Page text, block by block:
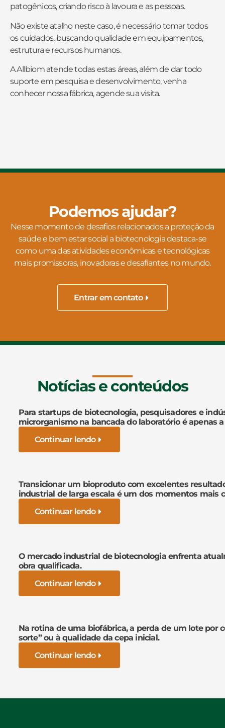
patogênicos, criando risco à lavoura e as pessoas.
Não existe atalho neste caso, é necessário tomar todos
os cuidados, buscando qualidade em equipamentos,
estrutura e recursos humanos.
A Allbiom atende todas estas áreas, além de dar todo
suporte em pesquisa e desenvolvimento, venha
conhecer nossa fábrica, agende sua visita.
Podemos ajudar?
Nesse momento de desafios relacionados a proteção da
saúde e bem estar social a biotecnologia destaca-se
como uma das atividades econômicas e tecnológicas
mais promissoras, inovadoras e desafiantes no mundo.
Entrar em contato
Notícias e conteúdos
Para startups de biotecnologia, pesquisadores e
microrganismo na bancada do laboratório é apenas
Continuar lendo
Transicionar um bioproduto com excelentes
industrial de larga escala é um dos momentos mais
Continuar lendo
O mercado industrial de biotecnologia enfrenta
obra qualificada.
Continuar lendo
Na rotina de uma biofábrica, a perda de um lote por
sorte” ou à qualidade da cepa inicial.
Continuar lendo